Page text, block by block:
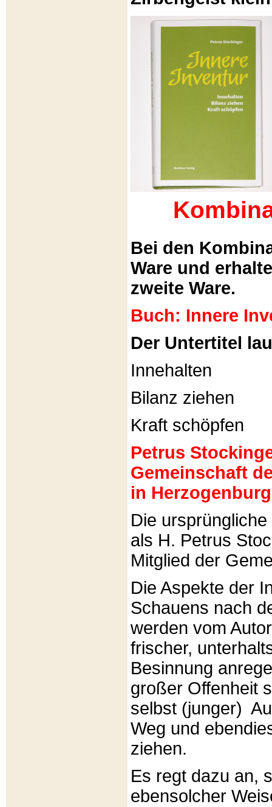
Bei den
Ware und
zweite Ware.
Buch: Innere
Der Untertitel
Innehalten
Bilanz ziehen
Kraft schöpfen
Petrus
Gemeinschaft
in
Die
als H. Petrus
Mitglied der
Die Aspekte der
Schauens nach
werden vom
frischer,
Besinnung
großer Offenheit
selbst (junger)
Weg und
ziehen.
Es regt dazu an,
ebensolcher